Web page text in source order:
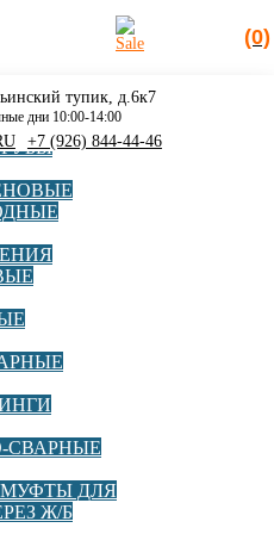
(0)
СВАРНЫЕ
ДЛЯ
Ж/Б
тупик, д.6к7
дни 10:00-14:00
+7 (926) 844-44-46
под ПЭ втулку (бурт) 450,